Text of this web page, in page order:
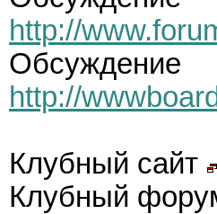
http://
http://
Клубный сайт
Клубный